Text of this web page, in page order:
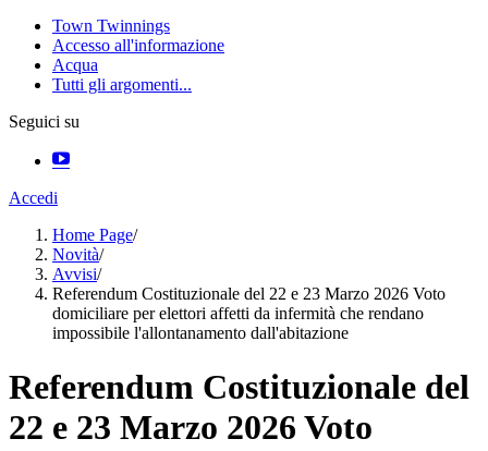
Town Twinnings
Accesso all'informazione
Acqua
Tutti gli argomenti...
Seguici su
Accedi
Home Page/
Novità/
Avvisi/
Referendum Costituzionale del 22 e 23 Marzo 2026 Voto
domiciliare per elettori affetti da infermità che rendano
impossibile l'allontanamento dall'abitazione
Referendum Costituzionale del
22 e 23 Marzo 2026 Voto